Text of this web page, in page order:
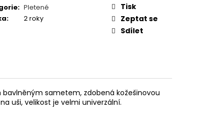
: Pletené
: 2 roky
Tisk
Zeptat se
Sdílet
sametem, zdobená kožešinovou
uši, velikost je velmi univerzální.